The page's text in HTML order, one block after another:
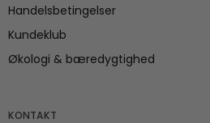
Handelsbetingelser
Kundeklub
Økologi & bæredygtighed
KONTAKT